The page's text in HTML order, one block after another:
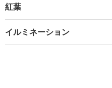
紅葉
イルミネーション